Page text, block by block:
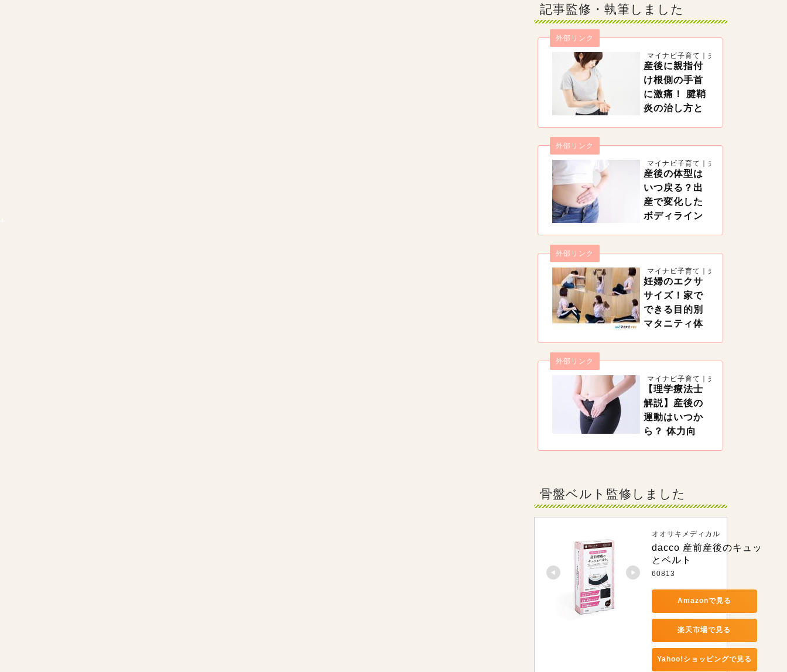
記事監修・執筆しました
マイナビ子育て｜夫婦一緒に子育て
外部リンク
産後に親指付
け根側の手首
に激痛！ 腱鞘
炎の治し方と
https://woman.mynavi.jp/kosodate/articles/11420
授乳中、手首に走る激痛、それは「腱鞘炎」かも
しれません。妊娠中や産後は、実は腱鞘炎になり
やすい時期。痛みを治すには安静が必要ですが、
産後は授乳や抱っこなどで安静にすることは難し
いもの。産後の腱鞘炎の治療や予防法などを紹介
します。
マイナビ子育て｜夫婦一緒に子育て
外部リンク
産後の体型は
いつ戻る？出
産で変化した
ボディライン
https://woman.mynavi.jp/kosodate/articles/11428
出産という大仕事を終えた体は、体型も変化して
しまいます。ある程度覚悟はしていても、ボディ
ラインが崩れてしまうのは辛いですね。そこで産
後の体型はいつ戻るのか、戻すためにどんなこと
をすればいいのかまとめました。
マイナビ子育て｜夫婦一緒に子育て
外部リンク
妊婦のエクサ
サイズ！家で
できる目的別
マタニティ体
https://woman.mynavi.jp/kosodate/articles/12263
妊娠中は無理のない範囲で体を動かすことが大切
です。でも、天候などの関係で外になかなか出ら
れない時期もあるでしょう。そんな時は妊婦でも
自宅で簡単にできるマタニティエクササイズを試
してみましょう！「骨盤底筋」「腰痛」「肩こ
り」「足のむくみ」と目的・部分別に対策のため
マイナビ子育て｜夫婦一緒に子育て
外部リンク
【理学療法士
解説】産後の
運動はいつか
ら？ 体力向
出産後、赤ちゃんのお世話にも慣れてくると、妊
娠中に増えた体重が気になってくる人も多いので
めの運動のやり方とともに解説してもらうので、
参考にしてくださいね。
骨盤ベルト監修しました
オオサキメディカル
dacco 産前産後のキュッ
とベルト
60813
Amazonで見る
楽天市場で見る
Yahoo!ショッピングで見る